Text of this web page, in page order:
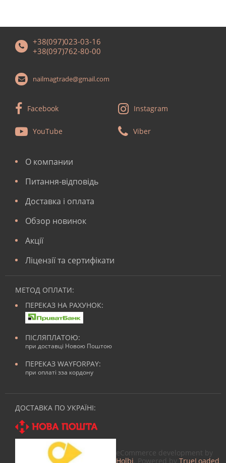
+38(097)023-03-16
+38(097)762-80-00
nailmagtrade@gmail.com
Facebook Instagram
YouTube Viber
О компании
Питання-відповідь
Доставка і оплата
Обзор новинок
Акції
Ліцензії та сертифікати
МЕТОД ОПЛАТИ:
ПЕРЕКАЗ НА РАХУНОК:
ПІСЛЯПЛАТОЮ:
при доставці Новою Поштою
ПЕРЕКАЗ WAYFORPAY:
при оплаті зза кордону
ДОСТАВКА ПО УКРАЇНІ:
eCommerce development by
Holbi . Powered by TrueLoaded